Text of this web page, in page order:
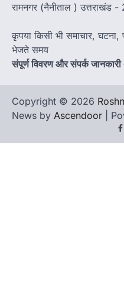
रामनगर (नैनीताल ) उत्तराखंड
कृपया किसी भी समाचार, घटना,
भेजते समय
संपूर्ण विवरण और संपर्क
Copyright © 2026
News by Ascendoor |